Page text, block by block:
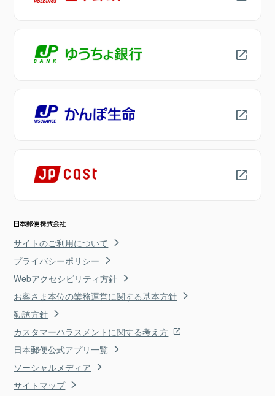
サイトのご利用について
プライバシーポリシー
Webアクセシビリティ方針
お客さま本位の業務運営に関する基本方針
勧誘方針
カスタマーハラスメントに関する考え方
日本郵便公式アプリ一覧
ソーシャルメディア
サイトマップ